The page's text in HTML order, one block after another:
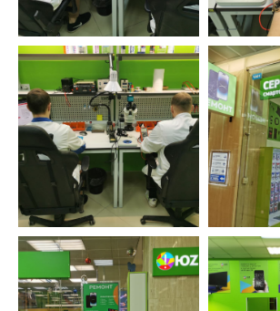
Не переезжаем, не пропадаем. Находим
решения, даже в самых тяжелых ситуациях.
Бесплатно исправляем ошибки, возникшие
по нашей вине.
Оставьте заявку и мы перезвоним вам в
ближайшее рабочее время
ОСТАВИТЬ ЗАЯВКУ